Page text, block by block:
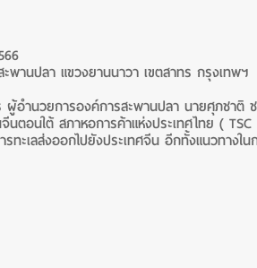
านปลา แขวงยานนาวา เขตสาทร กรุงเทพฯ
ผู้อำนวยการองค์การสะพานปลา นายศุภชา
นตอนใต้ สภาหอการค้าแห่งประเทศไทย (
ทะเลส่งออกไปยังประเทศจีน อีกทั้งแนวทางใ